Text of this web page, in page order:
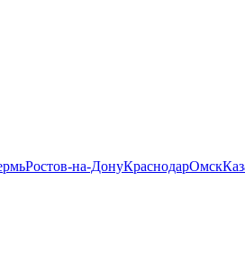
Ростов-на-ДонуКраснодарОмск